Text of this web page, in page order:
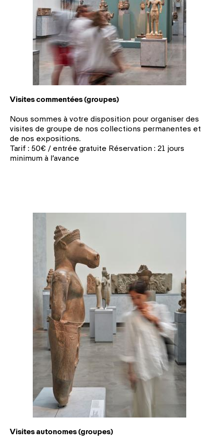
Visites commentées (groupes)
Nous sommes à votre disposition pour organiser des
visites de groupe de nos collections permanentes et
de nos expositions.
Tarif : 50€ / entrée gratuite Réservation : 21 jours
minimum à l’avance
Visites autonomes (groupes)